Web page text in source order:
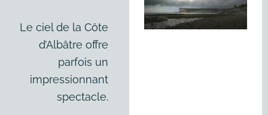
Le ciel de la Côte
d’Albâtre offre
parfois un
impressionnant
spectacle.